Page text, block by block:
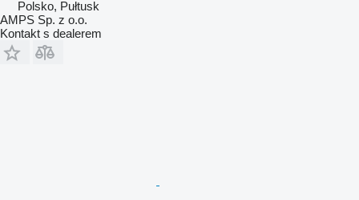
Polsko, Pułtusk
AMPS Sp. z o.o.
Kontakt s dealerem